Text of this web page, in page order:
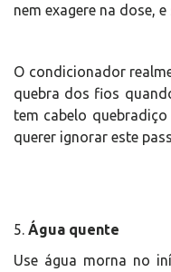
nem exagere na dose, e
O condicionador
quebra dos fios
tem cabelo
querer ignorar este
5. Água quente
Use água morna no